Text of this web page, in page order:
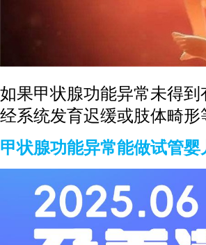
如果甲状腺功能异常未得
经系统发育迟缓或肢体畸形
甲状腺功能异常能做试管婴